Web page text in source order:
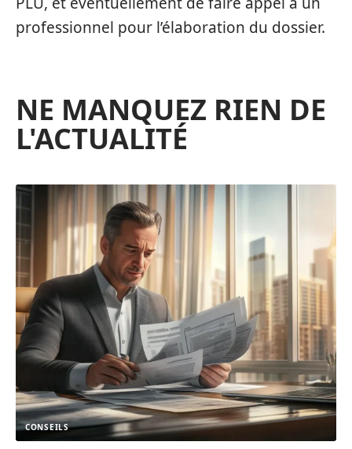
professionnel pour l’élaboration du dossier.
NE MANQUEZ RIEN DE
L'ACTUALITÉ
CONSEILS